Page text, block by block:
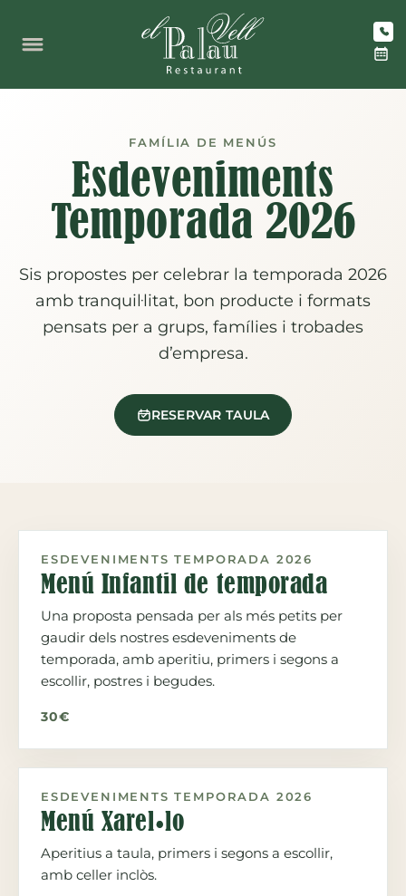
FAMÍLIA DE MENÚS
Esdeveniments
Temporada 2026
Sis propostes per celebrar la temporada 2026
amb tranquil·litat, bon producte i formats
pensats per a grups, famílies i trobades
d’empresa.
RESERVAR TAULA
ESDEVENIMENTS TEMPORADA 2026
Menú Infantil de temporada
Una proposta pensada per als més petits per
gaudir dels nostres esdeveniments de
temporada, amb aperitiu, primers i segons a
escollir, postres i begudes.
30€
ESDEVENIMENTS TEMPORADA 2026
Menú Xarel·lo
Aperitius a taula, primers i segons a escollir,
amb celler inclòs.